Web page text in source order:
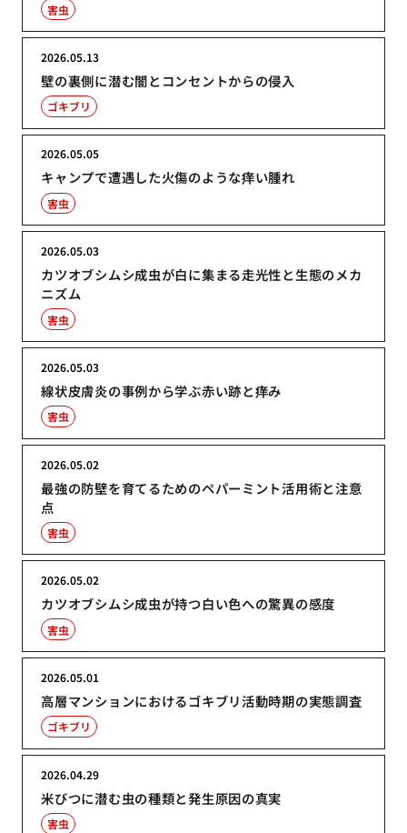
害虫
壁の裏側に潜む闇とコンセントからの侵入
2026.05.13
ゴキブリ
キャンプで遭遇した火傷のような痒い腫れ
2026.05.05
害虫
カツオブシムシ成虫が白に集まる走光性と生態のメカ
ニズム
2026.05.03
害虫
線状皮膚炎の事例から学ぶ赤い跡と痒み
2026.05.03
害虫
最強の防壁を育てるためのペパーミント活用術と注意
点
2026.05.02
害虫
カツオブシムシ成虫が持つ白い色への驚異の感度
2026.05.02
害虫
高層マンションにおけるゴキブリ活動時期の実態調査
2026.05.01
ゴキブリ
米びつに潜む虫の種類と発生原因の真実
2026.04.29
害虫